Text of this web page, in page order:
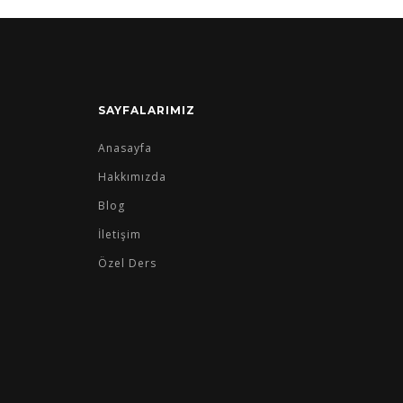
SAYFALARIMIZ
Anasayfa
Hakkımızda
Blog
İletişim
Özel Ders